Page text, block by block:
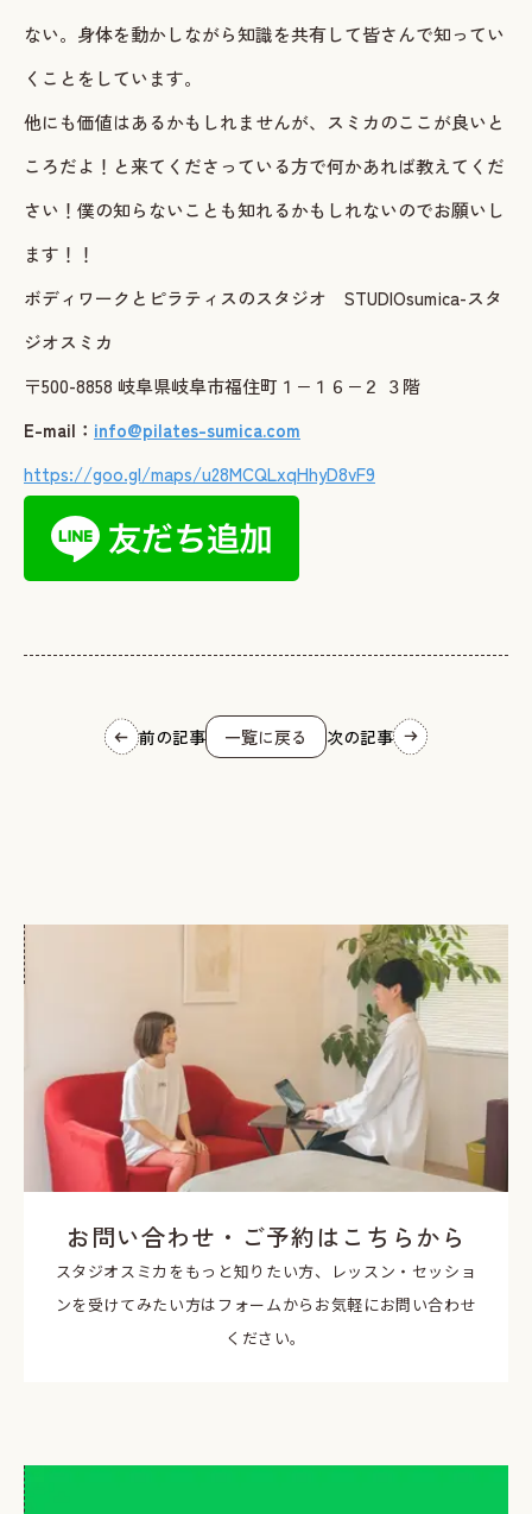
ない。身体を動かしながら知識を共有して皆さんで知ってい
くことをしています。
他にも価値はあるかもしれませんが、スミカのここが良いと
ころだよ！と来てくださっている方で何かあれば教えてくだ
さい！僕の知らないことも知れるかもしれないのでお願いし
ます！！
ボディワークとピラティスのスタジオ STUDIOsumica-スタ
ジオスミカ
〒500-8858 岐阜県岐阜市福住町１−１６−２ ３階
E-mail： info@pilates-sumica.com
https://goo.gl/maps/u28MCQLxqHhyD8vF9
前の記事 一覧に戻る 次の記事
お問い合わせ・ご予約はこちらから
スタジオスミカをもっと知りたい方、レッスン・セッショ
ンを受けてみたい方はフォームからお気軽にお問い合わせ
ください。